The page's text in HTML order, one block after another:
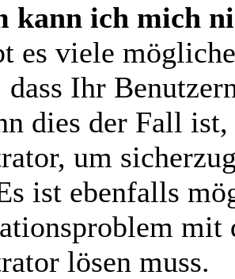
kann ich mich
es viele
dass Ihr
dies der Fall
um
ist ebenfalls
mit
lösen muss.